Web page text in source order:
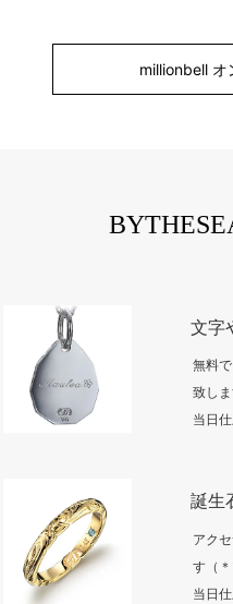
millionbell オ
文字
無料
致しま
当日
誕生
アク
す（＊
当日